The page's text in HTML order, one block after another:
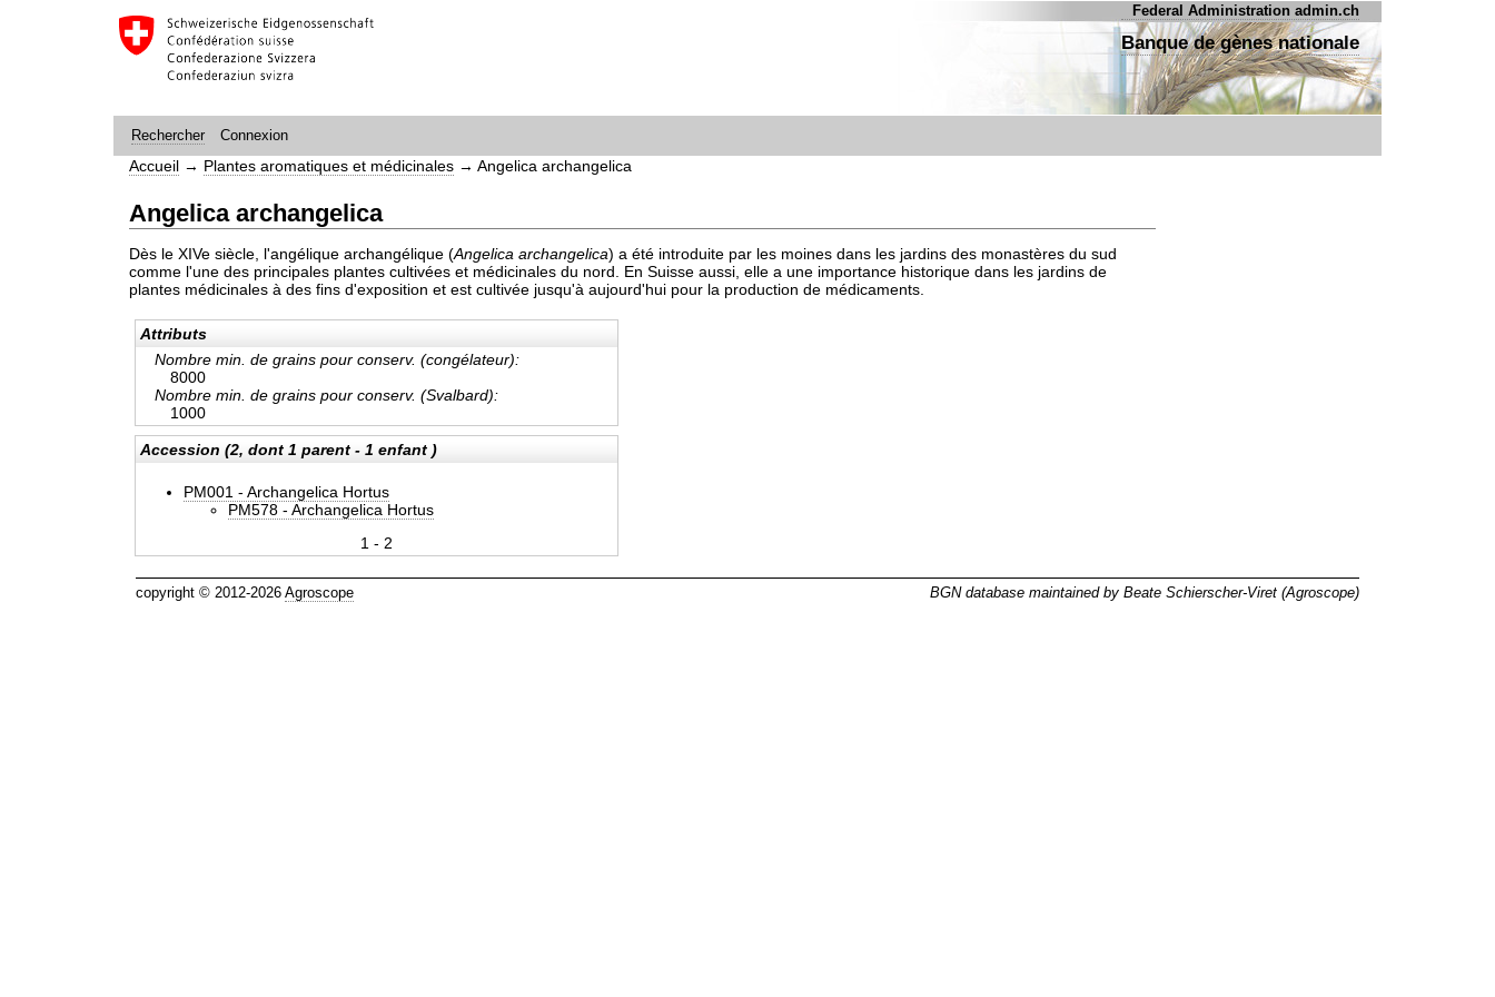
Federal Administration admin.ch
Banque de gènes nationale
Rechercher Connexion
Accueil → Plantes aromatiques et médicinales →Angelica archangelica
Angelica archangelica
Dès le XIVe siècle, l'angélique archangélique (Angelica archangelica) a été introduite par les moines dans les jardins des monastères du sud
comme l'une des principales plantes cultivées et médicinales du nord. En Suisse aussi, elle a une importance historique dans les jardins de
plantes médicinales à des fins d'exposition et est cultivée jusqu'à aujourd'hui pour la production de médicaments.
Attributs
Nombre min. de grains pour conserv. (congélateur):
8000
Nombre min. de grains pour conserv. (Svalbard):
1000
Accession (2, dont 1 parent - 1 enfant )
PM001 - Archangelica Hortus
PM578 - Archangelica Hortus
1 - 2
copyright © 2012-2026 Agroscope BGN database maintained by Beate Schierscher-Viret (Agroscope)